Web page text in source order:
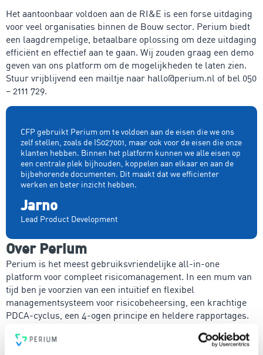
Het aantoonbaar voldoen aan de RI&E is een forse uitdaging
voor veel organisaties binnen de Bouw sector. Perium biedt
een laagdrempelige, betaalbare oplossing om deze uitdaging
efficiënt en effectief aan te gaan. Wij zouden graag een demo
geven van ons platform om de mogelijkheden te laten zien.
Stuur vrijblijvend een mailtje naar hallo@perium.nl of bel 050
– 2111 729.
CFP gebruikt Perium om te voldoen aan de eisen die we ons
zelf stellen, zoals de IS027001, maar ook voor de eisen die onze
klanten hebben. Binnen het platform kunnen we alle eisen op
een centrale plek bijhouden, koppelen aan elkaar en aan de
bijbehorende documenten. Dit maakt dat we efficienter
werken en beter inzicht hebben.
Jarno
Lead Product Development
Over Perium
Perium is het meest gebruiksvriendelijke all-in-one
platform voor compleet risicomanagement. In een mum van
tijd ben je voorzien van een intuïtief en flexibel
managementsysteem voor risicobeheersing, een krachtige
PDCA-cyclus, een 4-ogen principe en heldere rapportages.
onder andere security, privacy, duurzaamheid, milieu,